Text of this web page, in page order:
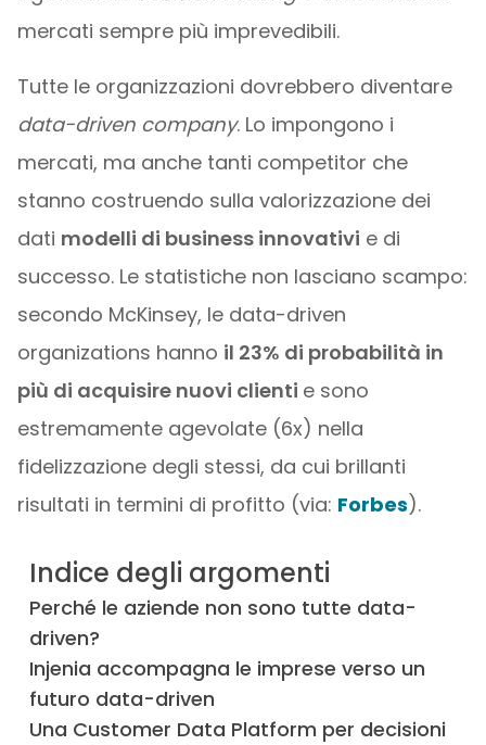
mercati sempre più imprevedibili.
Tutte le organizzazioni dovrebbero diventare
data-driven company. Lo impongono i
mercati, ma anche tanti competitor che
stanno costruendo sulla valorizzazione dei
dati modelli di business innovativi e di
successo. Le statistiche non lasciano scampo:
secondo McKinsey, le data-driven
organizations hanno il 23% di probabilità in
più di acquisire nuovi clienti e sono
estremamente agevolate (6x) nella
fidelizzazione degli stessi, da cui brillanti
risultati in termini di profitto (via: Forbes).
Indice degli argomenti
Perché le aziende non sono tutte data-
driven?
Injenia accompagna le imprese verso un
futuro data-driven
Una Customer Data Platform per decisioni